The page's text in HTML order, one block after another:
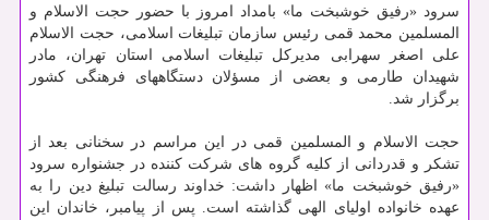
سرود «رفیق خوشبخت ما» بامداد امروز با حضور حجت الاسلام و
المسلمین محمد قمی رئیس سازمان تبلیغات اسلامی، حجت الاسلام
علی اصغر سهرابی مدیرکل تبلیغات اسلامی استان تهران، مادر
شهیدان طارمی و بعضی از مسؤلان دستگاههای فرهنگی کشور
برگزار شد.
حجت الاسلام و المسلمین قمی در این مراسم در سخنانی بعد از
تشکر و قدردانی از کلیه گروه های شرکت کننده در جشنواره سرود
«رفیق خوشبخت ما» اظهار داشت: خداوند رسالت تبلیغ دین را به
عهده خانواده اولیای الهی گذاشته است. پس از پیامبر، خاندان این